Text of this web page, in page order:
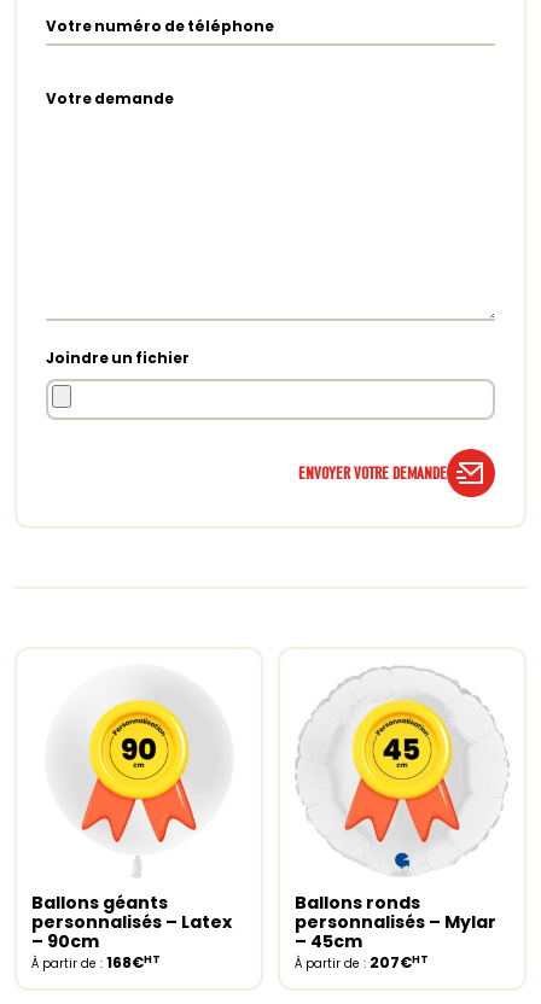
Votre numéro de téléphone
Votre demande
Joindre un fichier
ENVOYER VOTRE DEMANDE
Select options
Ballons géants
personnalisés – Latex
– 90cm
À partir de : 168€HT
Select options
Ballons ronds
personnalisés – Mylar
– 45cm
À partir de : 207€HT